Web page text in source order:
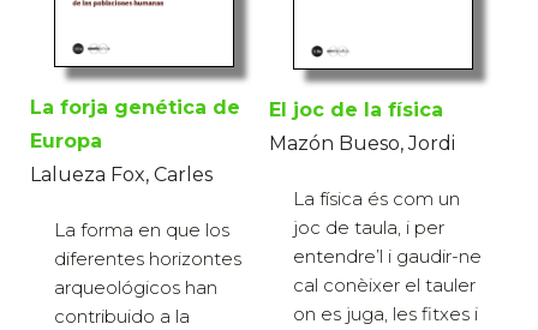
La forja genética de
Europa
Lalueza Fox, Carles
La forma en que los
diferentes horizontes
arqueológicos han
contribuido a la
El joc de la física
Mazón Bueso, Jordi
La física és com un
joc de taula, i per
entendre’l i gaudir-ne
cal conèixer el tauler
on es juga, les fitxes i